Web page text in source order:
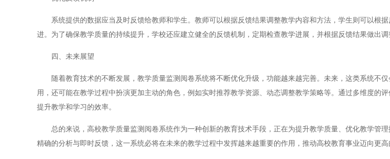
系统提供的数据应当及时反馈给教师和学生。教师可以根据反馈结果调整教学内容和方法，学生则可以根据
进。为了确保教学质量的持续提升，学校还应建立健全的反馈机制，定期检查教学进展，并根据反馈结果做出调
四、未来展望
随着教育技术的不断发展，教学质量监测阅卷系统将不断优化升级，功能越来越完善。未来，这类系统不仅
用，还可能在教学过程中扮演更加主动的角色，例如实时推荐教学资源、动态调整教学策略等。通过多维度的
提升教学和学习的效率。
总的来说，高校教学质量监测阅卷系统作为一种创新的教育技术手段，正在为提升教学质量、优化教学管理
精确的分析与即时反馈，这一系统必将在未来的教学过程中发挥越来越重要的作用，推动高校教育事业迈向更高